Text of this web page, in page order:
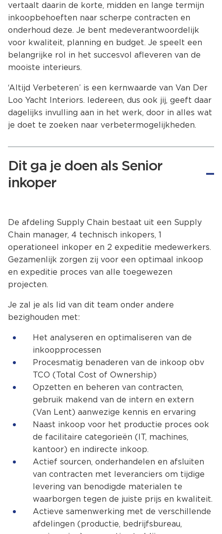
vertaalt daarin de korte, midden en lange termijn
inkoopbehoeften naar scherpe contracten en
onderhoud deze. Je bent medeverantwoordelijk
voor kwaliteit, planning en budget. Je speelt een
belangrijke rol in het succesvol afleveren van de
mooiste interieurs.
‘Altijd Verbeteren’ is een kernwaarde van Van Der
Loo Yacht Interiors. Iedereen, dus ook jij, geeft daar
dagelijks invulling aan in het werk, door in alles wat
je doet te zoeken naar verbetermogelijkheden.
Dit ga je doen als Senior
inkoper
De afdeling Supply Chain bestaat uit een Supply
Chain manager, 4 technisch inkopers, 1
operationeel inkoper en 2 expeditie medewerkers.
Gezamenlijk zorgen zij voor een optimaal inkoop
en expeditie proces van alle toegewezen
projecten.
Je zal je als lid van dit team onder andere
bezighouden met:
Het analyseren en optimaliseren van de
inkoopprocessen
Procesmatig benaderen van de inkoop obv
TCO (Total Cost of Ownership)
Opzetten en beheren van contracten,
gebruik makend van de intern en extern
(Van Lent) aanwezige kennis en ervaring
Naast inkoop voor het productie proces ook
de facilitaire categorieën (IT, machines,
kantoor) en indirecte inkoop.
Actief sourcen, onderhandelen en afsluiten
van contracten met leveranciers om tijdige
levering van benodigde materialen te
waarborgen tegen de juiste prijs en kwaliteit.
Actieve samenwerking met de verschillende
afdelingen (productie, bedrijfsbureau,